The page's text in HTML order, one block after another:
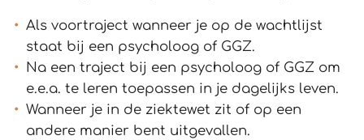
Als voortraject wanneer je op de wachtlijst
staat bij een psycholoog of GGZ.
Na een traject bij een psycholoog of GGZ om
e.e.a. te leren toepassen in je dagelijks leven.
Wanneer je in de ziektewet zit of op een
andere manier bent uitgevallen.